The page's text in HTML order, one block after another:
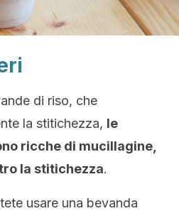
di riso, che
la stitichezza, le
ricche di mucillagine,
la stitichezza.
usare una bevanda